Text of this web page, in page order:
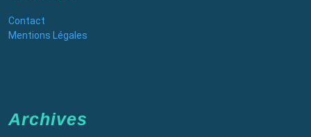
Contact
Mentions Légales
Archives